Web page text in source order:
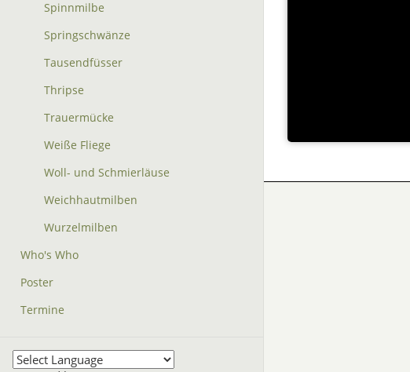
Spinnmilbe
Springschwänze
Tausendfüsser
Thripse
Trauermücke
Weiße Fliege
Woll- und Schmierläuse
Weichhautmilben
Wurzelmilben
Who's Who
Poster
Termine